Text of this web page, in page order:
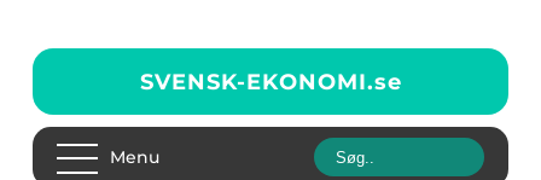
SVENSK-EKONOMI.se
Menu